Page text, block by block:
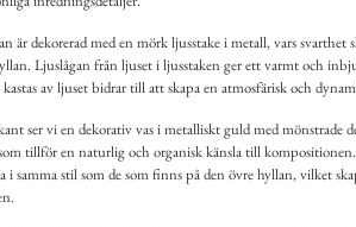
är dekorerad med en mörk ljusstake i metall, vars svarthet
Ljuslågan från ljuset i ljusstaken ger ett varmt och
av ljuset bidrar till att skapa en atmosfärisk och
ser vi en dekorativ vas i metalliskt guld med mönstrade
tillför en naturlig och organisk känsla till
i samma stil som de som finns på den övre hyllan, vilket